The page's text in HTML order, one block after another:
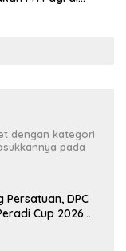
dengan kategori
pada
Persatuan, DPC
Cup 2026